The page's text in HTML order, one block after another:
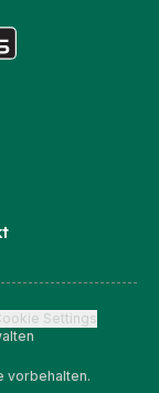
Settings
vorbehalten.